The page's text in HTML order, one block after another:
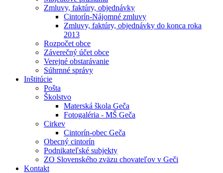
Zmluvy, faktúry, objednávky
Cintorín-Nájomné zmluvy
Zmluvy, faktúry, objednávky do konca roka
2013
Rozpočet obce
Záverečný účet obce
Verejné obstarávanie
Súhrnné správy
Inštitúcie
Pošta
Školstvo
Materská škola Geča
Fotogaléria - MŠ Geča
Cirkev
Cintorín-obec Geča
Obecný cintorín
Podnikateľské subjekty
ZO Slovenského zväzu chovateľov v Geči
Kontakt